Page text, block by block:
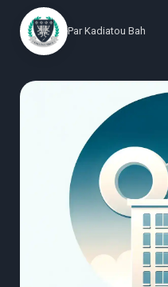
Par Kadiatou Bah